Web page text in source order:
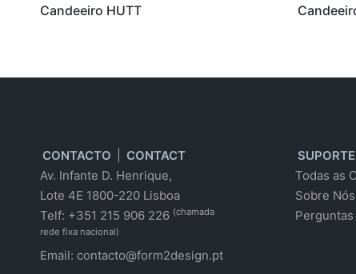
Candeeiro HUTT
CONTACTO
CONTACT
Av. Infante D. Henrique,
Lote 4E 1800-220 Lisboa
Telf: +351 215 906 226 (chamada
rede fixa nacional)
Email: contacto@form2design.pt
SUPORTE
Todas as
Sobre Nós